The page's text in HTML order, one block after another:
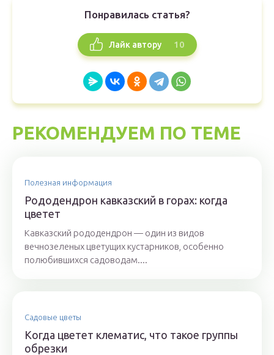
Понравилась статья?
Лайк автору 10
РЕКОМЕНДУЕМ ПО ТЕМЕ
Полезная информация
Рододендрон кавказский в горах: когда
цветет
Кавказский рододендрон — один из видов
вечнозеленых цветущих кустарников, особенно
полюбившихся садоводам....
Садовые цветы
Когда цветет клематис, что такое группы
обрезки